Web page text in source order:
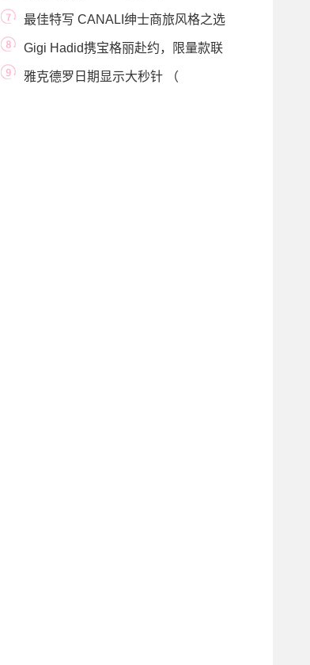
最佳特写 CANALI绅士商旅风格之选
Gigi Hadid携宝格丽赴约，限量款联
名包包格外吸睛
雅克德罗日期显示大秒针 （